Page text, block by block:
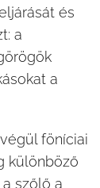
és
a
a
föníciai
különböző
szőlő a